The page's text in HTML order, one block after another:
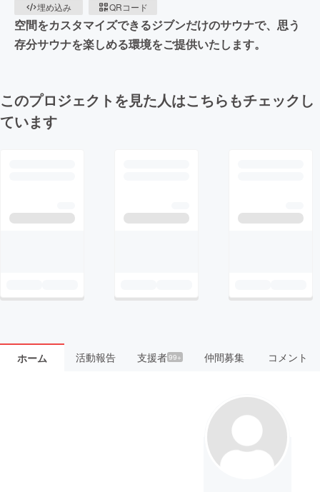
埋め込み
QRコード
空間をカスタマイズできるジブンだけのサウナで、思う
存分サウナを楽しめる環境をご提供いたします。
このプロジェクトを見た人はこちらもチェックし
ています
ホーム 活動報告 支援者99+ 仲間募集 コメント